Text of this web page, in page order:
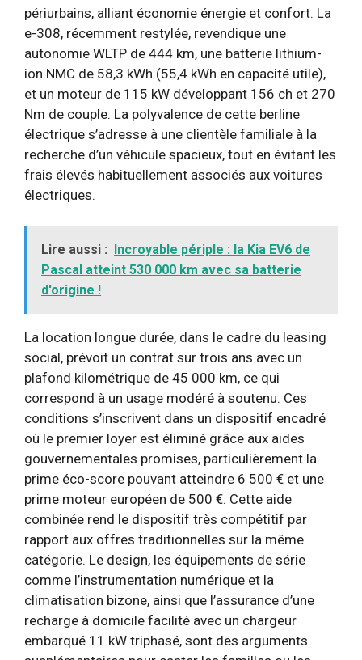
périurbains, alliant économie énergie et confort. La
e-308, récemment restylée, revendique une
autonomie WLTP de 444 km, une batterie lithium-
ion NMC de 58,3 kWh (55,4 kWh en capacité utile),
et un moteur de 115 kW développant 156 ch et 270
Nm de couple. La polyvalence de cette berline
électrique s’adresse à une clientèle familiale à la
recherche d’un véhicule spacieux, tout en évitant les
frais élevés habituellement associés aux voitures
électriques.
Lire aussi : Incroyable périple : la Kia EV6 de
Pascal atteint 530 000 km avec sa batterie
d'origine !
La location longue durée, dans le cadre du leasing
social, prévoit un contrat sur trois ans avec un
plafond kilométrique de 45 000 km, ce qui
correspond à un usage modéré à soutenu. Ces
conditions s’inscrivent dans un dispositif encadré
où le premier loyer est éliminé grâce aux aides
gouvernementales promises, particulièrement la
prime éco-score pouvant atteindre 6 500 € et une
prime moteur européen de 500 €. Cette aide
combinée rend le dispositif très compétitif par
rapport aux offres traditionnelles sur la même
catégorie. Le design, les équipements de série
comme l’instrumentation numérique et la
climatisation bizone, ainsi que l’assurance d’une
recharge à domicile facilité avec un chargeur
embarqué 11 kW triphasé, sont des arguments